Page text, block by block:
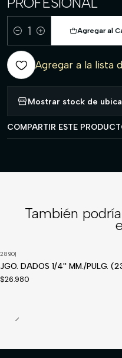
Cantidad
Agregar al
Agregar a la lista
Mostrar stock de
COMPARTIR ESTE
También
2890|
JGO. DADOS 1/4'' MM./PULG.
$26.980